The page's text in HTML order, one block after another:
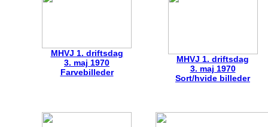
MHVJ 1. driftsdag
3. maj 1970
Farvebilleder
MHVJ 1. driftsdag
3. maj 1970
Sort/hvide billeder